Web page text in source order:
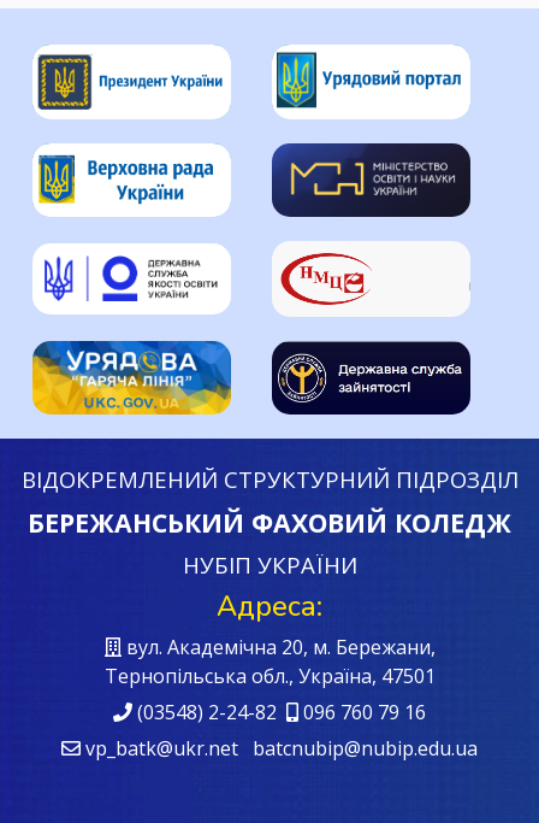
ВІДОКРЕМЛЕНИЙ СТРУКТУРНИЙ ПІДРОЗДІЛ
БЕРЕЖАНСЬКИЙ ФАХОВИЙ КОЛЕДЖ
НУБІП УКРАЇНИ
Адреса:
вул. Академічна 20, м. Бережани,
Тернопільська обл., Україна, 47501
(03548) 2-24-82
096 760 79 16
vp_batk@ukr.net batcnubip@nubip.edu.ua